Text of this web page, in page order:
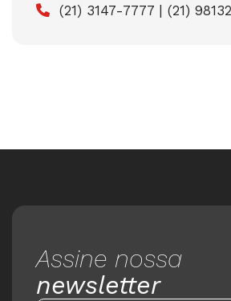
(21) 3147-7777 | (21)
Assine nossa
newsletter